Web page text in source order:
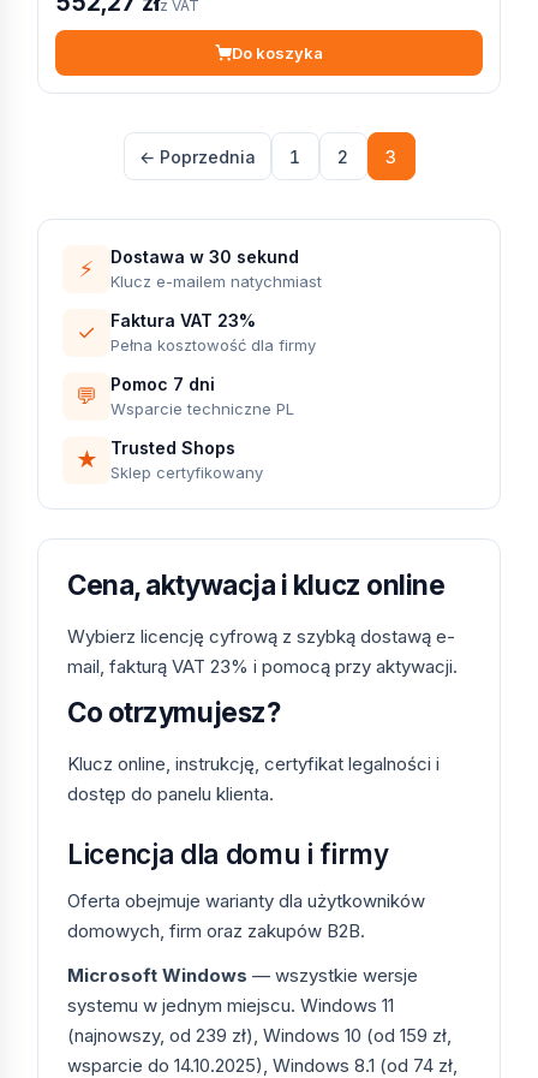
z VAT
Do koszyka
← Poprzednia 1 2 3
⚡ Dostawa w 30 sekund
Klucz e-mailem natychmiast
✓ Faktura VAT 23%
Pełna kosztowość dla firmy
💬 Pomoc 7 dni
Wsparcie techniczne PL
★ Trusted Shops
Sklep certyfikowany
Cena, aktywacja i klucz online
Wybierz licencję cyfrową z szybką dostawą e-
mail, fakturą VAT 23% i pomocą przy aktywacji.
Co otrzymujesz?
Klucz online, instrukcję, certyfikat legalności i
dostęp do panelu klienta.
Licencja dla domu i firmy
Oferta obejmuje warianty dla użytkowników
domowych, firm oraz zakupów B2B.
Microsoft Windows — wszystkie wersje
systemu w jednym miejscu. Windows 11
(najnowszy, od 239 zł), Windows 10 (od 159 zł,
wsparcie do 14.10.2025), Windows 8.1 (od 74 zł,